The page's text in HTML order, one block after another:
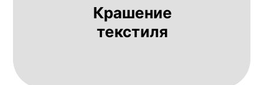
Крашение
текстиля